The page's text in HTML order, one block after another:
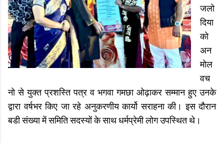
जलो
दिया
को
अन
मोल
वच
नो से युक्त प्रशस्ति पत्र व भगवा गमछा ओढ़ाकर सम्मान हुए उनके
द्वारा वर्षभर किए जा रहे अनुकरणीय कार्यो सराहना की। इस दौरान
बडी संख्या में समिति सदस्यों के साथ धर्मप्रेमी लोग उपस्थित थे।